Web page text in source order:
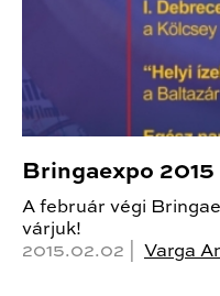
Bringaexpo 2015
A február végi
várjuk!
2015.02.02 | Varga